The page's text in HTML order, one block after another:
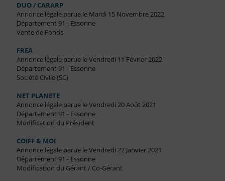
DUO / CARARP
Annonce légale parue le Mardi 15 Novembre 2022
Département 91 - Essonne
Vente de Fonds
FREA
Annonce légale parue le Vendredi 11 Février 2022
Département 91 - Essonne
Société Civile (SC)
NET PLANETE
Annonce légale parue le Vendredi 20 Août 2021
Département 91 - Essonne
Modification du Président
COIFF & MOI
Annonce légale parue le Vendredi 22 Janvier 2021
Département 91 - Essonne
Modification du Gérant / Co-Gérant